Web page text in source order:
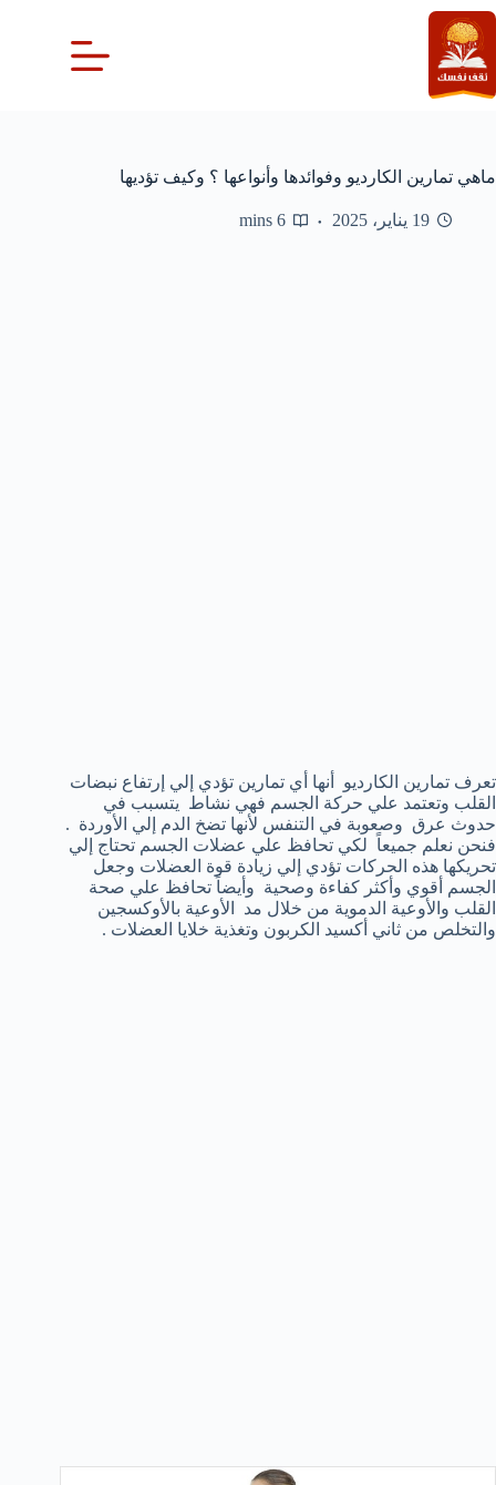
التجاوز
إلى
المحتوى
ماهي تمارين الكارديو وفوائدها وأنواعها ؟ وكيف تؤديها
19 يناير، 2025 6 mins
تعرف تمارين الكارديو أنها أي تمارين تؤدي إلي إرتفاع نبضات
القلب وتعتمد علي حركة الجسم فهي نشاط يتسبب في
حدوث عرق وصعوبة في التنفس لأنها تضخ الدم إلي الأوردة .
فنحن نعلم جميعاً لكي تحافظ علي عضلات الجسم تحتاج إلي
تحريكها هذه الحركات تؤدي إلي زيادة قوة العضلات وجعل
الجسم أقوي وأكثر كفاءة وصحية وأيضاً تحافظ علي صحة
القلب والأوعية الدموية من خلال مد الأوعية بالأوكسجين
والتخلص من ثاني أكسيد الكربون وتغذية خلايا العضلات .